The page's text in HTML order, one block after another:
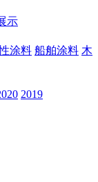
示
涂料 船舶涂料 木
2019